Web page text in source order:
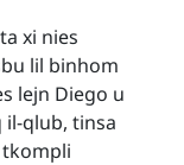
xi nies
lil binhom
lejn Diego u
qlub, tinsa